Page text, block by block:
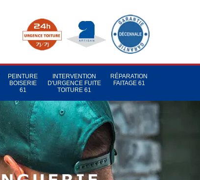
PEINTURE
BOISERIE
61
INTERVENTION
D'URGENCE FUITE
TOITURE 61
RÉPARATION
FAITAGE 61